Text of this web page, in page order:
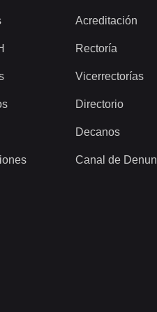
Acreditación
Rectoría
Vicerrectorías
Directorio
Decanos
Canal de